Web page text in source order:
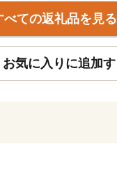
地として、世界的な高
ットなどを生産してい
烹の文化が発展してお
う見附市ならではの「
べての返礼品を見る
お気に入りに追加